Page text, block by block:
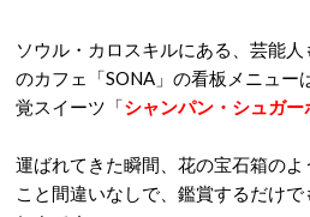
ソウル・カロスキルにある、芸能
のカフェ「SONA」の看板メニュー
覚スイーツ「シャンパン・シュガー
運ばれてきた瞬間、花の宝石箱の
こと間違いなしで、鑑賞するだけ